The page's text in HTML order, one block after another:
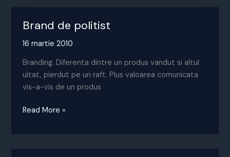
Brand de politist
16 martie 2010
Branding. Diferenta dintre un produs vandut si altul
uitat, pierdut pe un raft. Plus valoarea comunicata
vis-a-vis de un produs
Brand
Read More »